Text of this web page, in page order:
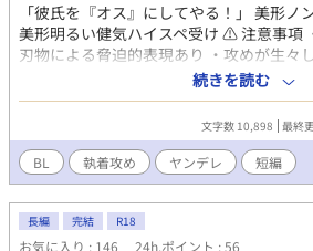
「彼氏を『オス』にしてやる！」 美形
美形明るい健気ハイスペ受け ⚠️ 注意事項
刃物による脅迫的表現あり ・攻めが生々
願いします。 ・外見描写（輪郭や造形）
姿を否定する意図は一切ございません。
が、テーマの性質上、精神的に大人向け
愛やハッピーエンドの定義が広い方向け
が執着によって壊される瞬間に興味がある
ノンケの攻めは受けを抱くことをしない
は、友人に相談したところ、あるアプリ
プリによると、攻めの好みをトレースす
前> 攻め:高嶺航 受け:波野結人 <各種リン
続きを読む
文字数 10,898 最終
BL 執着攻め ヤンデレ 短編
長編 完結 R18
お気に入り : 146 24h.ポイント : 56